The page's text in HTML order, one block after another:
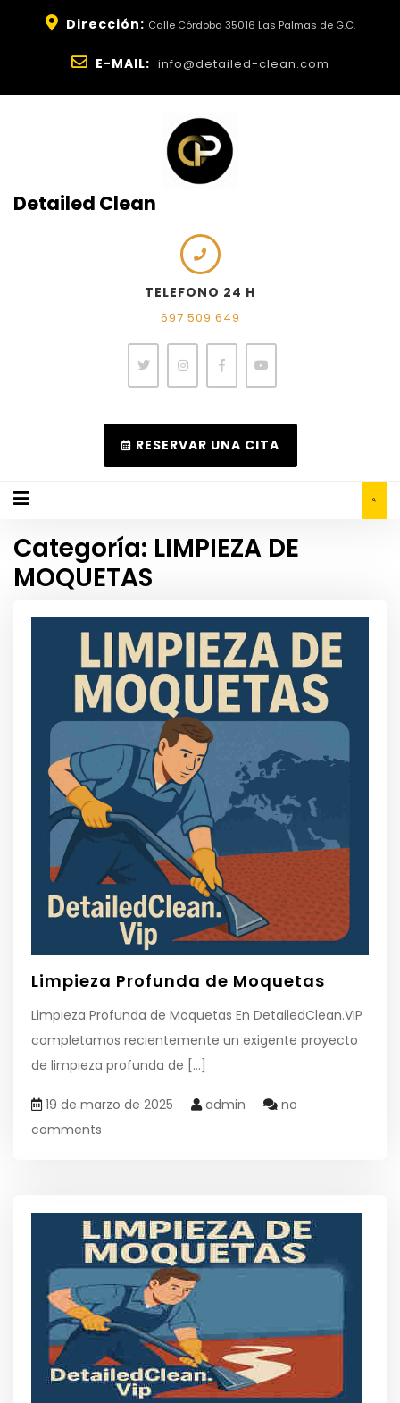
Dirección: Calle Córdoba 35016 Las Palmas de G.C.
E-MAIL: info@detailed-clean.com
Detailed Clean
TELEFONO 24 H
697 509 649
RESERVAR UNA CITA
Categoría: LIMPIEZA DE
MOQUETAS
Limpieza Profunda de Moquetas
Limpieza Profunda de Moquetas En DetailedClean.VIP
completamos recientemente un exigente proyecto
de limpieza profunda de [...]
19 de marzo de 2025 admin
no
comments